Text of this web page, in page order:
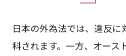
日本の外為法では、違反
科されます。一方、オース